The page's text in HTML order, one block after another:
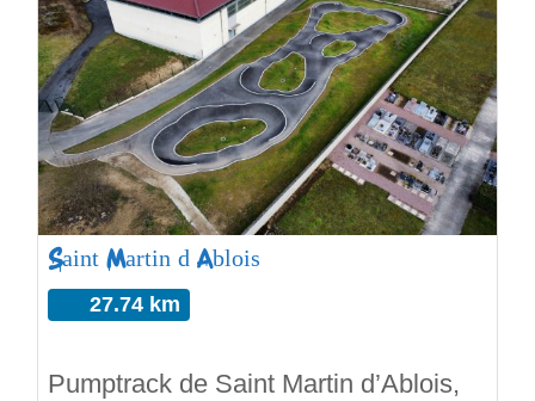
de « la main ». Un bowl qui offre de
grandes lignes dotées de 3 hips d’un
spine et d’une partie corner deep de 3
mètres avec death box et
Saint Martin d’Ablois
27.74 km
Pumptrack de Saint Martin d’Ablois,